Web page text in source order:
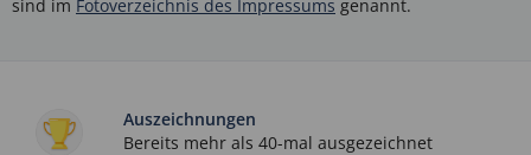
sind im Fotoverzeichnis des Impressums genannt.
Auszeichnungen
Bereits mehr als 40-mal ausgezeichnet